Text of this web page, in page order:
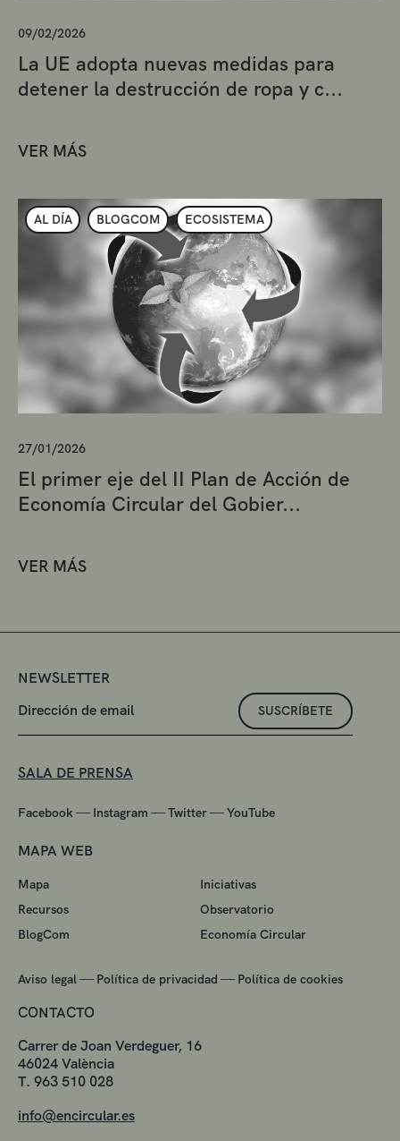
09/02/2026
La UE adopta nuevas medidas para
detener la destrucción de ropa y c...
VER MÁS
AL DÍA BLOGCOM ECOSISTEMA
27/01/2026
El primer eje del II Plan de Acción de
Economía Circular del Gobier...
VER MÁS
NEWSLETTER
SUSCRÍBETE
SALA DE PRENSA
Facebook — Instagram —Twitter—YouTube
MAPA WEB
Mapa
Iniciativas
Recursos
Observatorio
BlogCom
Economía Circular
Aviso legal — Política de privacidad — Política de cookies
CONTACTO
Carrer de Joan Verdeguer, 16
46024 València
T. 963 510 028
info@encircular.es